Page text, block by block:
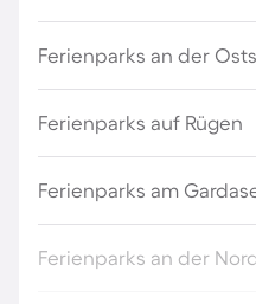
Ferienparks an der
Ferienparks auf Rügen
Ferienparks am
Ferienparks an der